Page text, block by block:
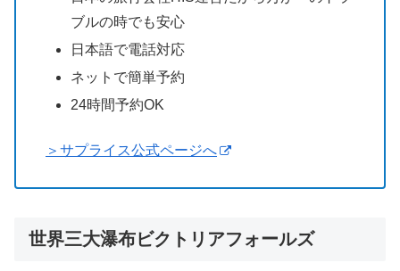
ブルの時でも安心
日本語で電話対応
ネットで簡単予約
24時間予約OK
＞サプライス公式ページへ
世界三大瀑布ビクトリアフォールズ